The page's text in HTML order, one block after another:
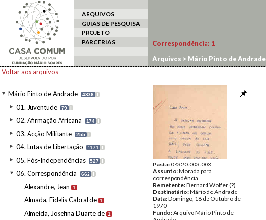
ARQUIVOS
GUIAS DE PESQUISA
PROJETO
PARCERIAS
Voltar aos arquivos
Mário Pinto de Andrade 4336 I
01. Juventude 79 I
02. Afirmação Africana 174 I
03. Acção Militante 255 I
04. Lutas de Libertação 1171 I
05. Pós-Independências 527 I
06. Correspondência 662 I
Alexandre, Jean 1
Almada, Fidelis Cabral de 1
Almeida, Josefina Duarte de 1
Correspondência: 1
Arquivos > Mário Pinto de Andrade
Pasta:04320.003.003
Assunto:Morada para
correspondência.
Remetente:Bernard Wolfer (?)
Destinatário:Mário de Andrade
Data:Domingo, 18 de Outubro de
1970
Fundo:Arquivo Mário Pinto de